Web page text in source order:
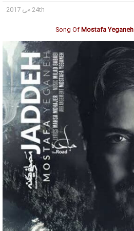
24th می 2017
Song OfMostafa Yeganeh